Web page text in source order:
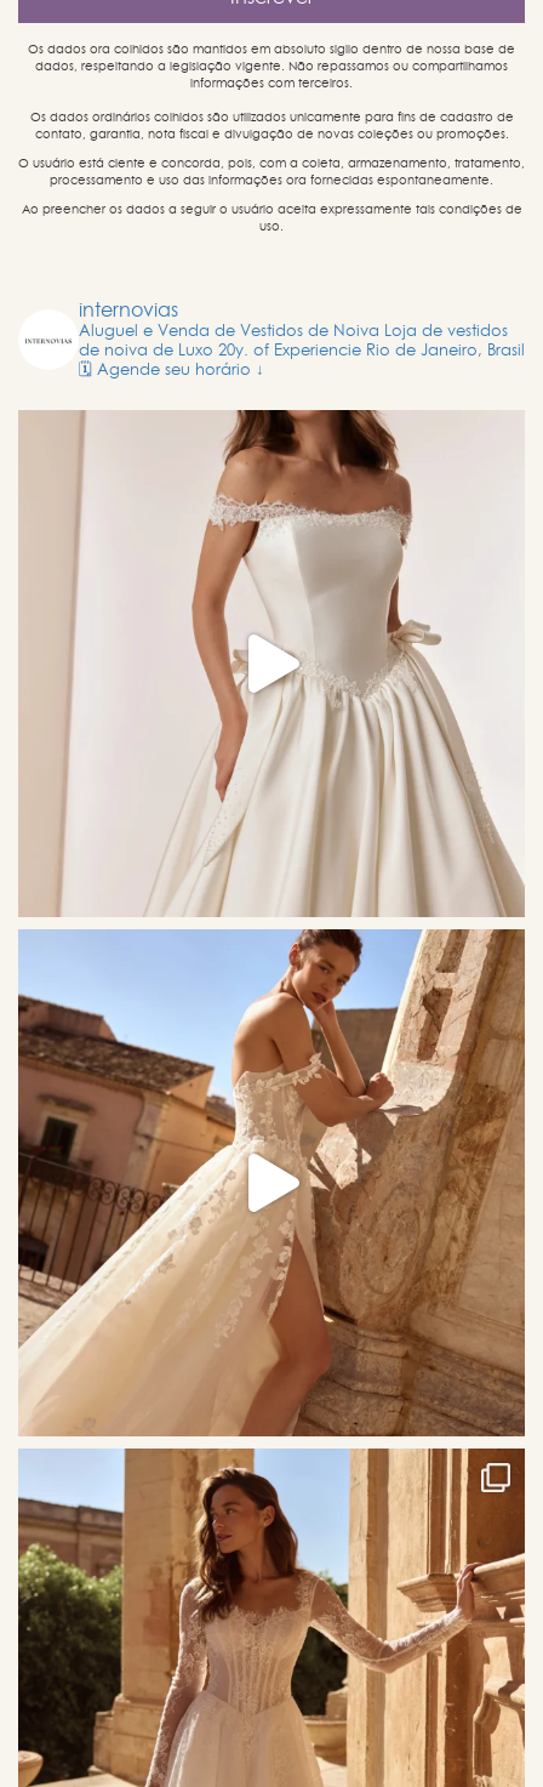
Os dados ora colhidos são mantidos em absoluto sigilo dentro de nossa base de
dados, respeitando a legislação vigente. Não repassamos ou compartilhamos
informações com terceiros.
Os dados ordinários colhidos são utilizados unicamente para fins de cadastro de
contato, garantia, nota fiscal e divulgação de novas coleções ou promoções.
O usuário está ciente e concorda, pois, com a coleta, armazenamento, tratamento,
processamento e uso das informações ora fornecidas espontaneamente.
Ao preencher os dados a seguir o usuário aceita expressamente tais condições de
uso.
internovias
Aluguel e Venda de Vestidos de Noiva Loja de vestidos
de noiva de Luxo 20y. of Experiencie Rio de Janeiro, Brasil
🗓️ Agende seu horário ↓